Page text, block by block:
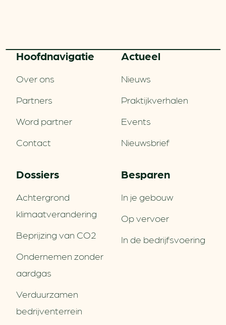
Hoofd­navigatie
Over ons
Partners
Word partner
Contact
Actueel
Nieuws
Praktijkverhalen
Events
Nieuwsbrief
Dossiers
Achtergrond
klimaatverandering
Beprijzing van CO2
Ondernemen zonder
aardgas
Verduurzamen
bedrijventerrein
Besparen
In je gebouw
Op vervoer
In de bedrijfsvoering